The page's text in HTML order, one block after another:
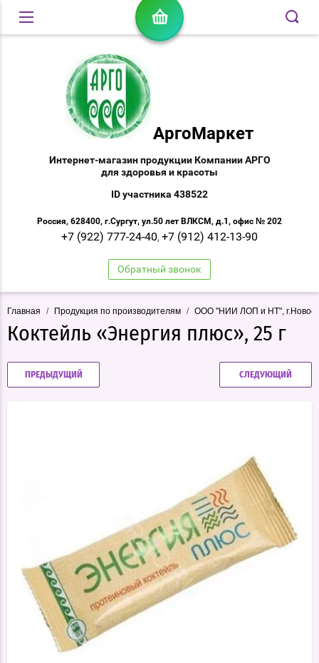
АргоМаркет
Интернет-магазин продукции Компании АРГО
для здоровья и красоты
ID участника 438522
Россия, 628400, г.Сургут, ул.50 лет ВЛКСМ, д.1, офис № 202
+7 (922) 777-24-40, +7 (912) 412-13-90
Обратный звонок
Главная / Продукция по производителям / ООО "НИИ ЛОП и НТ",
Коктейль «Энергия плюс», 25 г
ПРЕДЫДУЩИЙ СЛЕДУЮЩИЙ